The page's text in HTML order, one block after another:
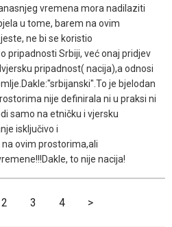
vremena mora nadilaziti
u tome, barem na ovim
ne bi se koristio
pripadnosti Srbiji, već onaj pridjev
pripadnost( nacija),a odnosi
je bjelodan
nije definirala ni u praksi ni
samo na etničku i vjersku
isključivo i
ovim prostorima,ali
to nije nacija!
2 3 4 >